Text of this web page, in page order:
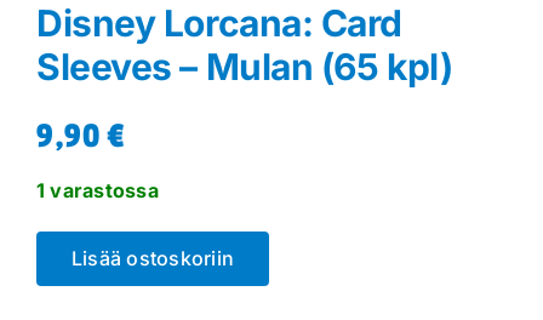
Disney Lorcana: Card
Sleeves – Mulan (65 kpl)
9,90€
1 varastossa
Lisää ostoskoriin